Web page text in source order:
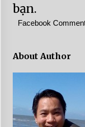
bạn.
Facebook
About Author